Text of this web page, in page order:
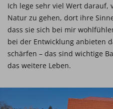
Ich lege sehr viel Wert
Natur zu gehen, dort ihre
dass sie sich bei mir
bei der Entwicklung anbieten
schärfen – das sind wichtige
das weitere Leben.